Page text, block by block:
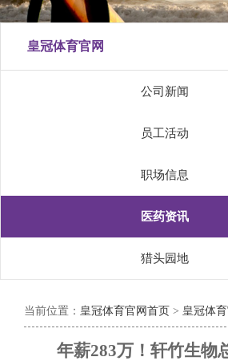
皇冠体育官网
公司新闻
员工活动
职场信息
医药资讯
猎头园地
当前位置： 皇冠体育官网首页 > 皇冠体育
年薪283万！轩竹生物